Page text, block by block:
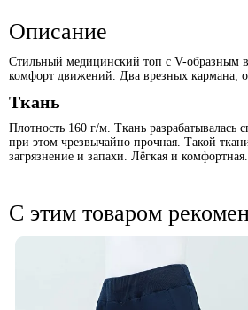
Описание
Стильный медицинский топ с V-образным
комфорт движений. Два врезных кармана,
Ткань
Плотность 160 г/м. Ткань
при этом чрезвычайно прочная. Такой
загрязнение и запахи. Лёгкая и комфортная.
С этим товаром